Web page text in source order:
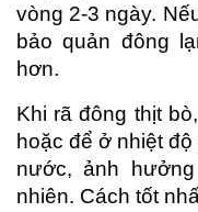
vòng 2-3 ngày.
bảo quản đông
hơn.
Khi rã đông thịt
hoặc để ở nhiệt
nước, ảnh
nhiên. Cách tốt